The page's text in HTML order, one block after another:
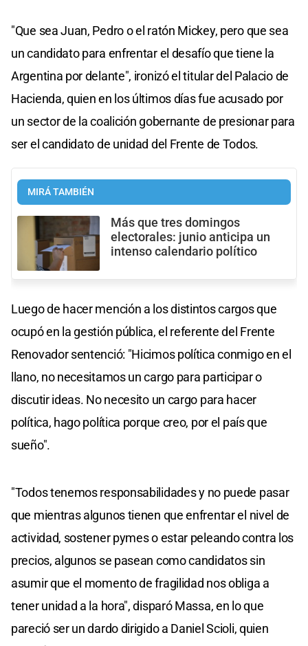
"Que sea Juan, Pedro o el ratón Mickey, pero que sea
un candidato para enfrentar el desafío que tiene la
Argentina por delante", ironizó el titular del Palacio de
Hacienda, quien en los últimos días fue acusado por
un sector de la coalición gobernante de presionar para
ser el candidato de unidad del Frente de Todos.
MIRÁ TAMBIÉN
Más que tres domingos
electorales: junio anticipa un
intenso calendario político
Luego de hacer mención a los distintos cargos que
ocupó en la gestión pública, el referente del Frente
Renovador sentenció: "Hicimos política conmigo en el
llano, no necesitamos un cargo para participar o
discutir ideas. No necesito un cargo para hacer
política, hago política porque creo, por el país que
sueño".
"Todos tenemos responsabilidades y no puede pasar
que mientras algunos tienen que enfrentar el nivel de
actividad, sostener pymes o estar peleando contra los
precios, algunos se pasean como candidatos sin
asumir que el momento de fragilidad nos obliga a
tener unidad a la hora", disparó Massa, en lo que
pareció ser un dardo dirigido a Daniel Scioli, quien